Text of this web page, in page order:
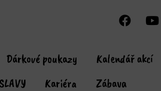
Dárkové poukazy Kalendář akcí
Kariéra Zábava